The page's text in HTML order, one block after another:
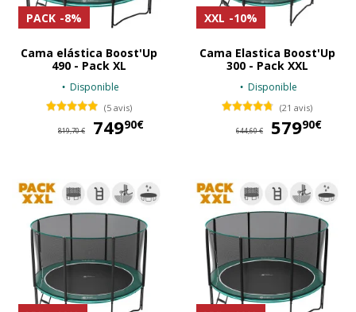
PACK -8%
Cama elástica Boost'Up
490 - Pack XL
Disponible
(5 avis)
819,70 € 74990€
XXL -10%
Cama Elastica Boost'Up
300 - Pack XXL
Disponible
(21 avis)
644,60 € 57990€